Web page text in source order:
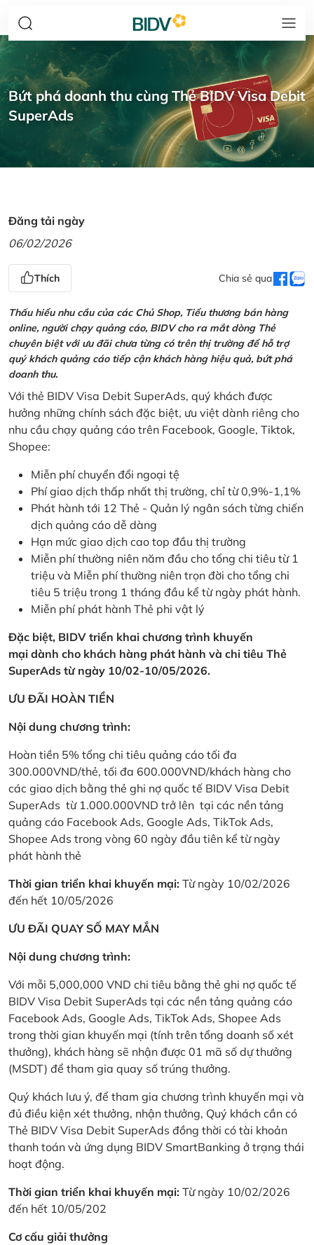
Bứt phá doanh thu cùng Thẻ BIDV Visa Debit
SuperAds
Đăng tải ngày
06/02/2026
Thích Chia sẻ qua
Thấu hiểu nhu cầu của các Chủ Shop, Tiểu thương bán hàng
online, người chạy quảng cáo, BIDV cho ra mắt dòng Thẻ
chuyên biệt với ưu đãi chưa từng có trên thị trường để hỗ trợ
quý khách quảng cáo tiếp cận khách hàng hiệu quả, bứt phá
doanh thu.
Với thẻ BIDV Visa Debit SuperAds, quý khách được
hưởng những chính sách đặc biệt, ưu việt dành riêng cho
nhu cầu chạy quảng cáo trên Facebook, Google, Tiktok,
Shopee:
Miễn phí chuyển đổi ngoại tệ
Phí giao dịch thấp nhất thị trường, chỉ từ 0,9%-1,1%
Phát hành tới 12 Thẻ - Quản lý ngân sách từng chiến
dịch quảng cáo dễ dàng
Hạn mức giao dịch cao top đầu thị trường
Miễn phí thường niên năm đầu cho tổng chi tiêu từ 1
triệu và Miễn phí thường niên trọn đời cho tổng chi
tiêu 5 triệu trong 1 tháng đầu kể từ ngày phát hành.
Miễn phí phát hành Thẻ phi vật lý
Đặc biệt, BIDV triển khai chương trình khuyến
mại dành cho khách hàng phát hành và chi tiêu Thẻ
SuperAds từ ngày 10/02-10/05/2026.
ƯU ĐÃI HOÀN TIỀN
Nội dung chương trình:
Hoàn tiền 5% tổng chi tiêu quảng cáo tối đa
300.000VND/thẻ, tối đa 600.000VND/khách hàng cho
các giao dịch bằng thẻ ghi nợ quốc tế BIDV Visa Debit
SuperAds từ 1.000.000VND trở lên tại các nền tảng
quảng cáo Facebook Ads, Google Ads, TikTok Ads,
Shopee Ads trong vòng 60 ngày đầu tiên kể từ ngày
phát hành thẻ
Thời gian triển khai khuyến mại: Từ ngày 10/02/2026
đến hết 10/05/2026
ƯU ĐÃI QUAY SỐ MAY MẮN
Nội dung chương trình:
Với mỗi 5,000,000 VND chi tiêu bằng thẻ ghi nợ quốc tế
BIDV Visa Debit SuperAds tại các nền tảng quảng cáo
Facebook Ads, Google Ads, TikTok Ads, Shopee Ads
trong thời gian khuyến mại (tính trên tổng doanh số xét
thưởng), khách hàng sẽ nhận được 01 mã số dự thưởng
(MSDT) để tham gia quay số trúng thưởng.
Quý khách lưu ý, để tham gia chương trình khuyến mại và
đủ điều kiện xét thưởng, nhận thưởng, Quý khách cần có
Thẻ BIDV Visa Debit SuperAds đồng thời có tài khoản
thanh toán và ứng dụng BIDV SmartBanking ở trạng thái
hoạt động.
Thời gian triển khai khuyến mại: Từ ngày 10/02/2026
đến hết 10/05/202
Cơ cấu giải thưởng